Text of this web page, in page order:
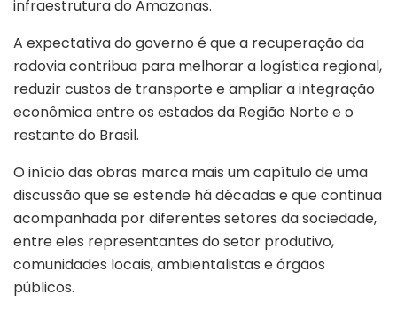
infraestrutura do Amazonas.
A expectativa do governo é que a recuperação da
rodovia contribua para melhorar a logística regional,
reduzir custos de transporte e ampliar a integração
econômica entre os estados da Região Norte e o
restante do Brasil.
O início das obras marca mais um capítulo de uma
discussão que se estende há décadas e que continua
acompanhada por diferentes setores da sociedade,
entre eles representantes do setor produtivo,
comunidades locais, ambientalistas e órgãos
públicos.